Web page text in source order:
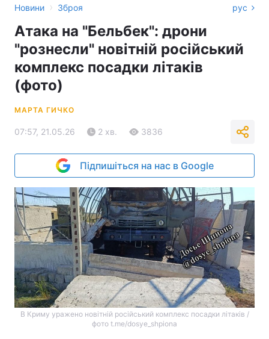
Новини › Зброя рус
Атака на "Бельбек": дрони
"рознесли" новітній російський
комплекс посадки літаків
(фото)
МАРТА ГИЧКО
07:57, 21.05.26 2 хв. 3836
Підпишіться на нас в Google
В Криму уражено новітній російський комплекс посадки літаків /
фото t.me/dosye_shpiona